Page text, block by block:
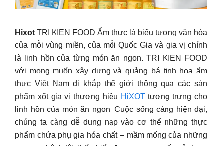
Hixot TRI KIEN FOOD Ẩm thực là biểu tượng văn hóa
của mỗi vùng miền, của mỗi Quốc Gia và gia vị chính
là linh hồn của từng món ăn ngon. TRI KIEN FOOD
với mong muốn xây dựng và quảng bá tinh hoa ẩm
thực Việt Nam đi khắp thế giới thông qua các sản
phẩm xốt gia vị thương hiệu HiXOTtượng trưng cho
linh hồn của món ăn ngon. Cuộc sống càng hiện đại,
chúng ta càng dễ dung nạp vào cơ thể những thực
phẩm chứa phụ gia hóa chất – mầm mống của những